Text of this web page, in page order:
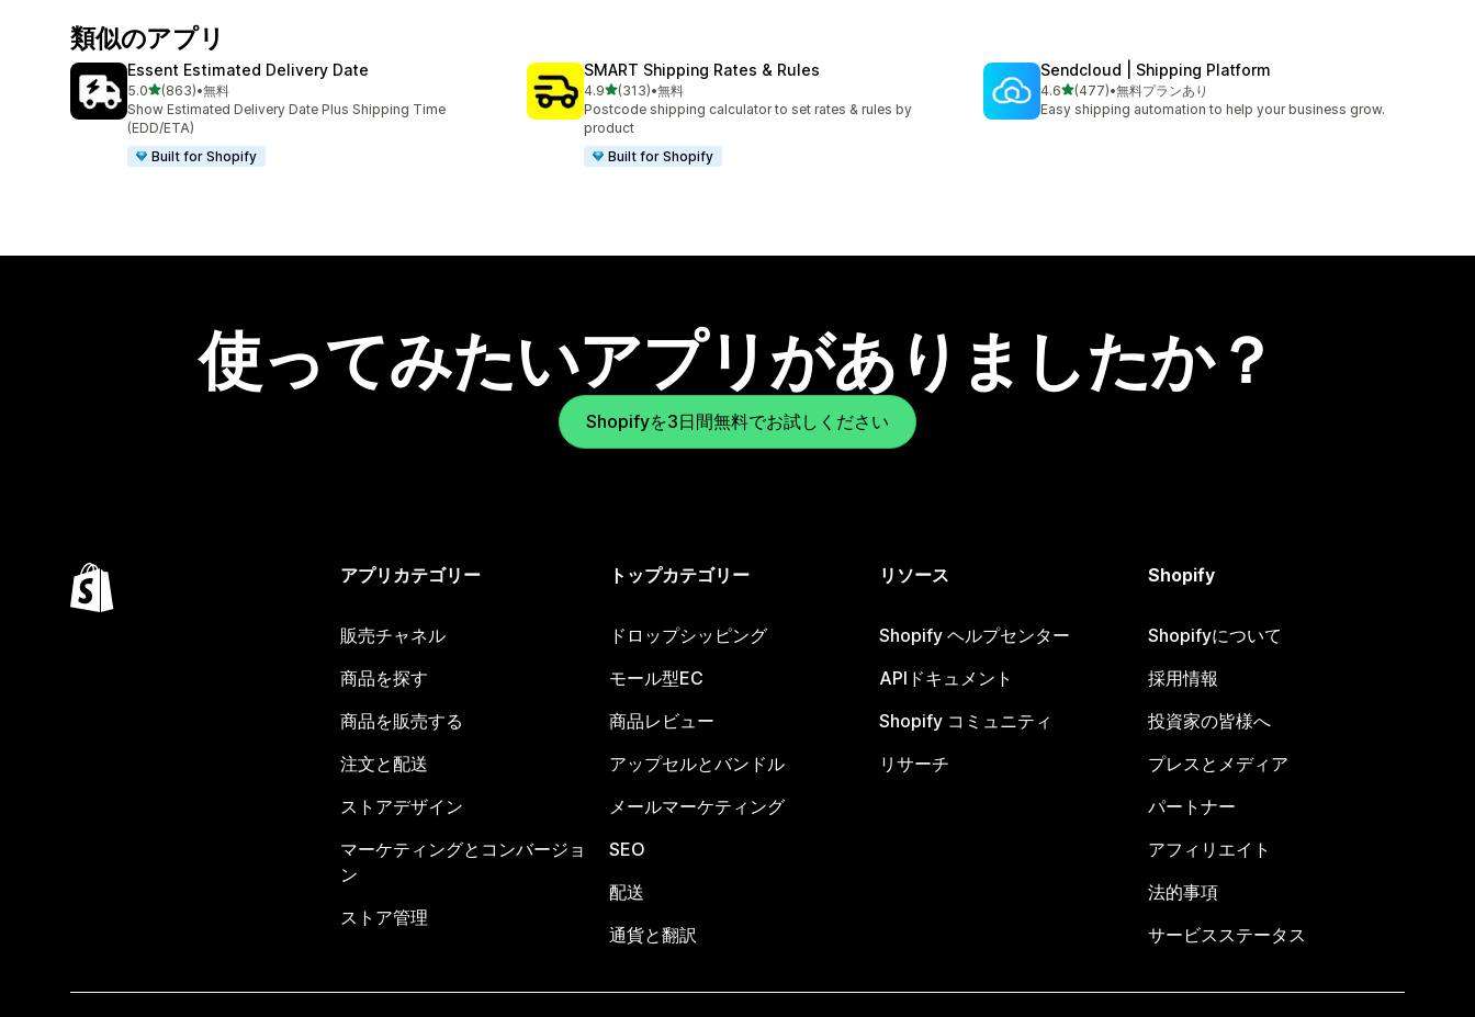
類似のアプリ
Essent Estimated Delivery Date
5.05つ星中
(863)
合計レビュー数：863件
•無料
Show Estimated Delivery Date Plus Shipping Time
(EDD/ETA)
Built for Shopify
SMART Shipping Rates & Rules
4.95つ星中
(313)
合計レビュー数：313件
•無料
Postcode shipping calculator to set rates & rules by
product
Built for Shopify
Sendcloud | Shipping Platform
4.65つ星中
(477)
合計レビュー数：477件
•無料プランあり
Easy shipping automation to help your business grow.
使ってみたいアプリがありましたか？
Shopifyを3日間無料でお試しください
アプリカテゴリー
販売チャネル
商品を探す
商品を販売する
注文と配送
ストアデザイン
マーケティングとコンバージョ
ン
ストア管理
トップカテゴリー
ドロップシッピング
モール型EC
商品レビュー
アップセルとバンドル
メールマーケティング
SEO
配送
通貨と翻訳
リソース
Shopify ヘルプセンター
APIドキュメント
Shopify コミュニティ
リサーチ
Shopify
Shopifyについて
採用情報
投資家の皆様へ
プレスとメディア
パートナー
アフィリエイト
法的事項
サービスステータス